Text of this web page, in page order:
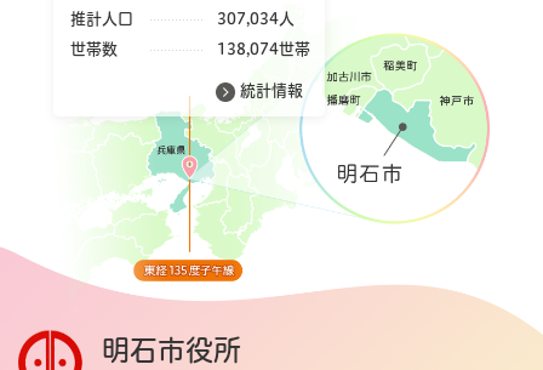
推計人口
307,034人
世帯数
138,074世帯
統計情報
明石市役所